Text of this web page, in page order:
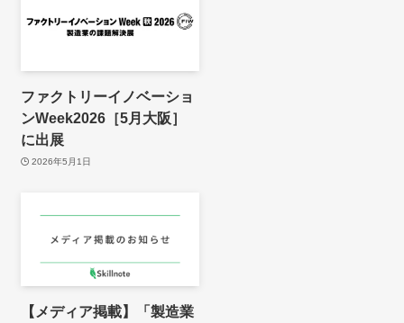
ファクトリーイノベーショ
ンWeek2026［5月大阪］
に出展
2026年5月1日
【メディア掲載】「製造業